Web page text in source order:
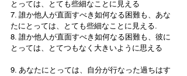
とっては、とても些細なことに見える
7. 誰か他人が直面すべき如何なる困難も、あな
たにとっては、とても些細なことに見える.
8. 誰か他人が直面すべき如何なる困難も、彼に
とっては、とてつもなく大きいように思える
9. あなたにとっては、自分が行なった過ちはす